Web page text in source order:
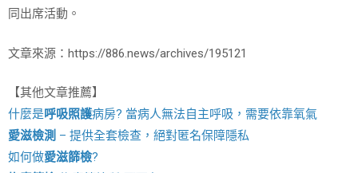
同出席活動。
文章來源：https://886.news/archives/195121
【其他文章推薦】
什麼是呼吸照護病房? 當病人無法自主呼吸，需要依靠氧氣
愛滋檢測 – 提供全套檢查，絕對匿名保障隱私
如何做愛滋篩檢?